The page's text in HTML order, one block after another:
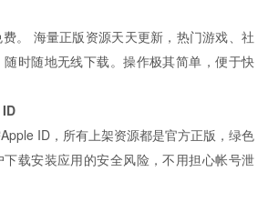
海量正版资源天天更新，热门游戏、社
时随地无线下载。操作极其简单，便于快
ID，所有上架资源都是官方正版，绿色
载安装应用的安全风险，不用担心帐号泄